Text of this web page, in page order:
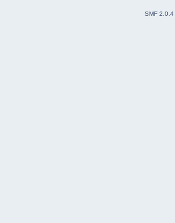
SMF 2.0.4